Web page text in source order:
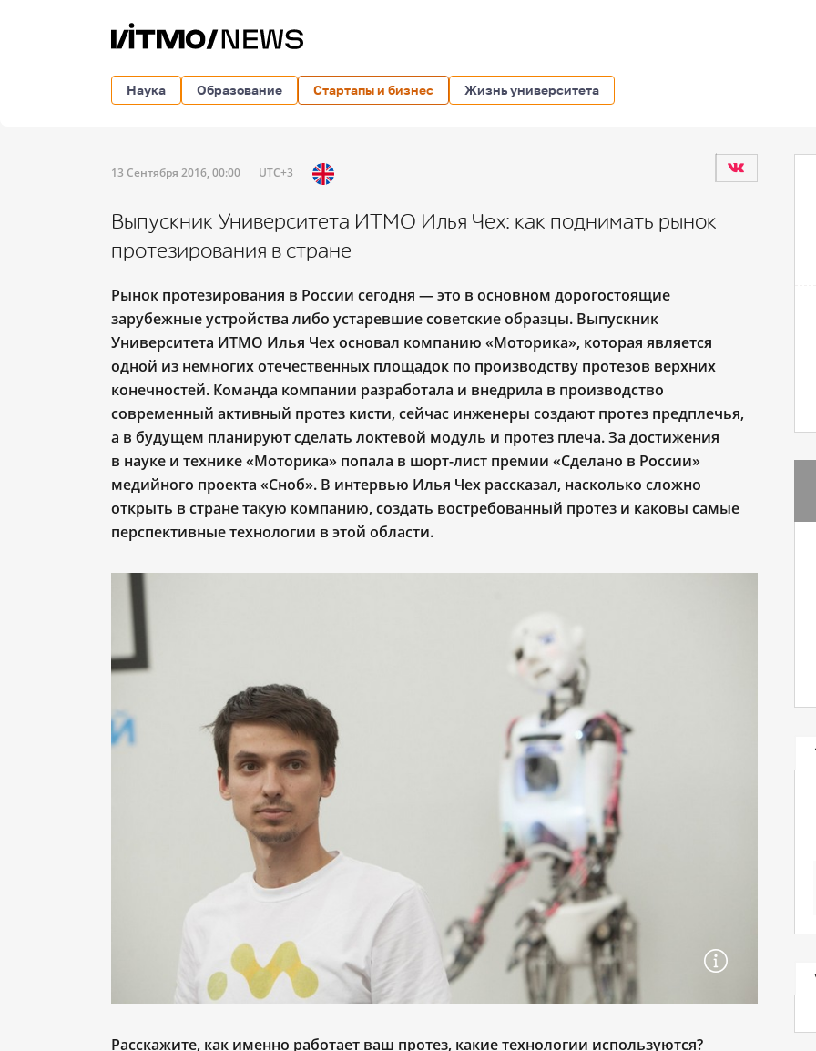
Наука Образование Стартапы и бизнес Жизнь университета
13 Сентября 2016, 00:00 UTC+3
Выпускник Университета ИТМО Илья Чех: как поднимать рынок
протезирования в стране
Рынок протезирования в России сегодня — это в основном дорогостоящие
зарубежные устройства либо устаревшие советские образцы. Выпускник
Университета ИТМО Илья Чех основал компанию «Моторика», которая является
одной из немногих отечественных площадок по производству протезов верхних
конечностей. Команда компании разработала и внедрила в производство
современный активный протез кисти, сейчас инженеры создают протез предплечья,
а в будущем планируют сделать локтевой модуль и протез плеча. За достижения
в науке и технике «Моторика» попала в шорт-лист премии «Сделано в России»
медийного проекта «Сноб». В интервью Илья Чех рассказал, насколько сложно
открыть в стране такую компанию, создать востребованный протез и каковы самые
перспективные технологии в этой области.
Расскажите, как именно работает ваш протез, какие технологии используются?